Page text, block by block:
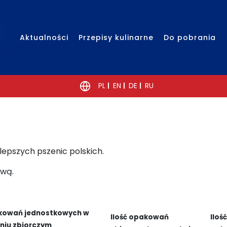
Aktualności Przepisy kulinarne Do pobrania
PL EN DE RU
pszenic polskich.
jednostkowych w
Ilość opakowań